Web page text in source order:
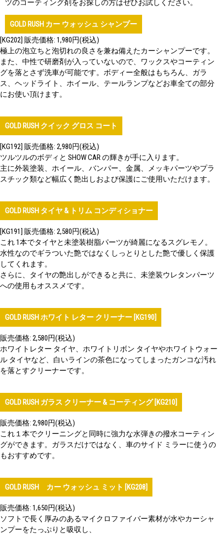
ツのコーティング剤をお探しの方はぜひお試しください。
GOLD RUSH カー ウォッシュ シャンプー
[KG202] 販売価格: 1,980円(税込)
極上の泡立ちと泡切れの良さを兼ね備えたカーシャンプーです。
また、中性で研磨剤が入っていないので、ワックスやコーティン
グを落とさず洗車が可能です。ボディー全般はもちろん、ガラ
ス、ヘッドライト、ホイール、テールランプなどお車全ての部分
にお使い頂けます。
GOLD RUSH クイック グロス コート
[KG192] 販売価格: 2,980円(税込)
ツルツルのボディと SHOW CAR の輝きが手に入ります。
主に外装塗装、ホイール、バンパー、金属、メッキパーツやプラ
スチック類など幅広く艶出しおよび保護にご使用いただけます。
GOLD RUSH タイヤ & トリム コンディショナー
[KG191] 販売価格: 2,580円(税込)
これ 1本でタイヤと未塗装樹脂パーツが綺麗になるスグレモノ。
水性なのでギラついた艶ではなくしっとりとした艶で優しく保護
してくれます。
さらに、タイヤの艶出しができると共に、未塗装ウレタンパーツ
への使用もオススメです。
GOLD RUSH ホワイト レター クリーナー [KG190]
販売価格: 2,580円(税込)
ホワイトレター タイヤ、ホワイトリボン タイヤやホワイトウォー
ル タイヤなど、白いラインの茶色になってしまったガンコな汚れ
を落とすクリーナーです。
GOLD RUSH ガラス クリーナー & コーティング [KG210]
販売価格: 2,980円(税込)
これ１本でクリーニングと同時に強力な水弾きの撥水コーティン
グができます。ガラスだけではなく、車のサイド ミラーに使うの
もおすすめです。
GOLD RUSH カー ウォッシュ ミット [KG208]
販売価格: 1,650円(税込)
ソフトで長く厚みのあるマイクロファイバー素材が水やカーシャ
ンプーをたっぷりと吸収し、